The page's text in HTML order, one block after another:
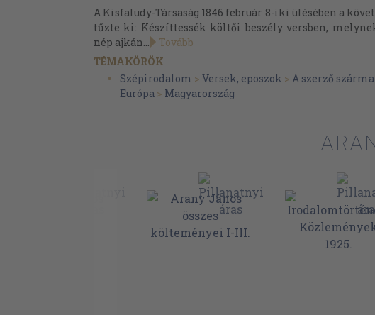
A Kisfaludy-Társaság 1846 február 8-iki ülésében a
tűzte ki: Készíttessék költői beszély versben,
nép ajkán...
Tovább
TÉMAKÖRÖK
Szépirodalom > Versek, eposzok > A szerző
Európa > Magyarország